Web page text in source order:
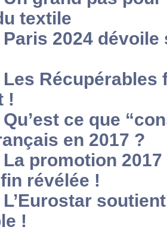
textile
Paris 2024
Les Récupérables
!
Qu’est ce que
en 2017 ?
La promotion
révélée !
L’Eurostar
!